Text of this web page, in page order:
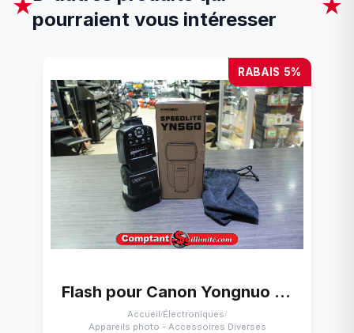
★
pourraient vous intéresser
★
RABAIS 5%
Flash pour Canon Yongnuo Speedlite Yn560
Accueil/Électroniques/
Appareils photo - Accessoires Diverses